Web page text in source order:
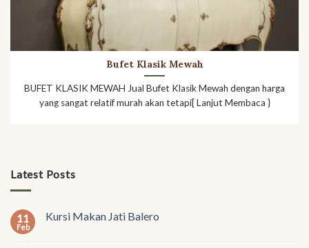
Latest Posts
11
Feb
Kursi Makan Jati Balero
Bufet Klasik Mewah
BUFET KLASIK MEWAH Jual Bufet Klasik Mewah dengan harga
yang sangat relatif murah akan tetapi[ Lanjut Membaca }